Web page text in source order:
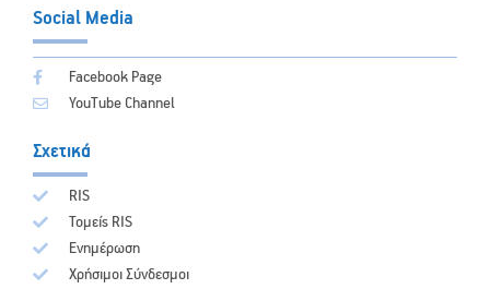
Social Media
Facebook Page
YouTube Channel
Σχετικά
RIS
Τομείς RIS
Ενημέρωση
Χρήσιμοι Σύνδεσμοι